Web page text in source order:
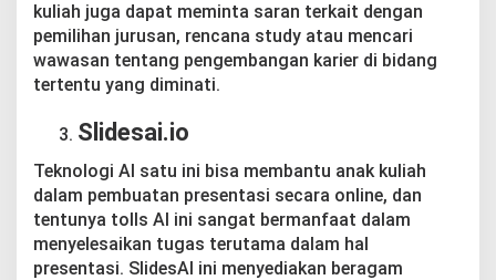
kuliah juga dapat meminta saran terkait dengan
pemilihan jurusan, rencana study atau mencari
wawasan tentang pengembangan karier di bidang
tertentu yang diminati.
Slidesai.io
Teknologi AI satu ini bisa membantu anak kuliah
dalam pembuatan presentasi secara online, dan
tentunya tolls AI ini sangat bermanfaat dalam
menyelesaikan tugas terutama dalam hal
presentasi. SlidesAI ini menyediakan beragam